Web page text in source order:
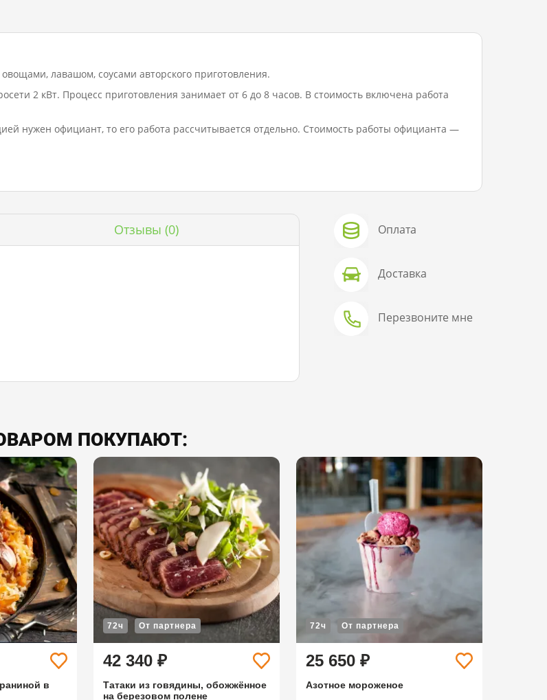
лавашом, соусами авторского приготовления.
2 кВт. Процесс приготовления занимает от 6 до 8 часов. В стоимость включена работа
нужен официант, то его работа рассчитывается отдельно. Стоимость работы официанта —
Отзывы (0) Оплата
Доставка
Перезвоните мне
ПОКУПАЮТ:
в
72ч От партнера
42 340 ₽
Татаки из говядины, обожжённое
на березовом полене
72ч От партнера
25 650 ₽
Азотное мороженое